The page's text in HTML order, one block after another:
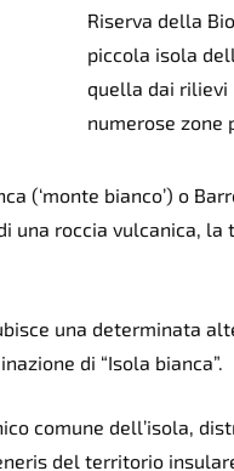
Riserva della
piccola isola
quella dai rilievi
numerose zone
(‘monte bianco’) o
una roccia vulcanica,
una determinata
di “Isola bianca”.
comune dell’isola,
del territorio